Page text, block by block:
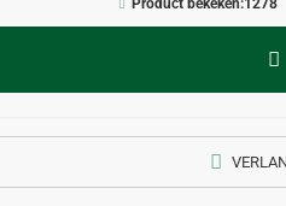
Product bekeken:1278